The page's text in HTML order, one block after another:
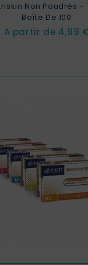
Non Poudrés –
Boîte De 100
A partir de Prix
4,99